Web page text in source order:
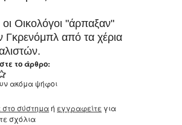
Οικολόγοι "άρπαξαν"
Γκρενόμπλ από τα χέρια
το άρθρο:
ακόμα ψήφοι
στο σύστημαή εγγραφείτε για
σχόλια